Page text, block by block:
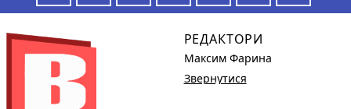
РЕДАКТОРИ
Максим Фарина
Звернутися